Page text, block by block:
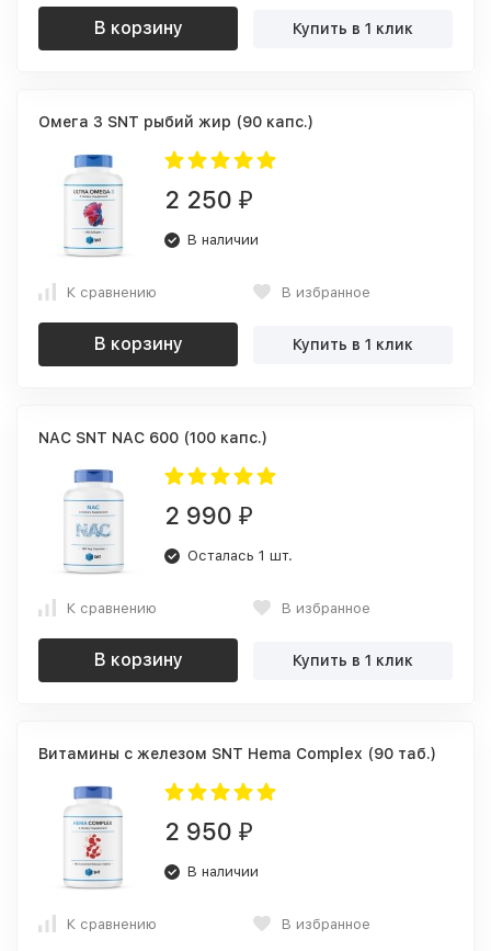
В корзину Купить в 1 клик
Омега 3 SNT рыбий жир (90 капс.)
2 250 ₽
В наличии
К сравнению В избранное
В корзину Купить в 1 клик
NAC SNT NAC 600 (100 капс.)
2 990 ₽
Осталась 1 шт.
К сравнению В избранное
В корзину Купить в 1 клик
Витамины с железом SNT Hema Complex (90 таб.)
2 950 ₽
В наличии
К сравнению В избранное